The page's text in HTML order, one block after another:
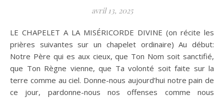
avril 13, 2025
LE CHAPELET A LA MISÉRICORDE DIVINE (on récite les
prières suivantes sur un chapelet ordinaire) Au début:
Notre Père qui es aux cieux, que Ton Nom soit sanctifié,
que Ton Règne vienne, que Ta volonté soit faite sur la
terre comme au ciel. Donne-nous aujourd’hui notre pain de
ce jour, pardonne-nous nos offenses comme nous